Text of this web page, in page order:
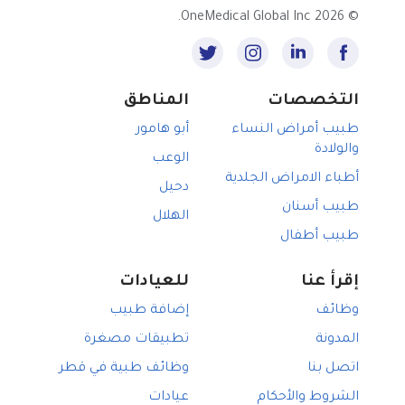
الحساسية, الدوحة
التهاب المفاصل, الدوحة
سايكو يدعم تأمين اطباء باطنية
ناس يدعم تأمين اطباء باطنية
أتنا يدعم تأمين اطباء باطنية
إم إس إيتش يدعم تأمين اطباء باطنية
الخليج التكافلي يدعم تأمين اطباء باطنية
ليبانو-سويس يدعم تأمين اطباء باطنية
مكالمات الفيديو مع أطباء القلب
مكالمات الفيديو مع اطباء باطنية
©
2026 OneMedical Global Inc.
التخصصات
طبيب أمراض النساء
والولادة
أطباء الامراض الجلدية
طبيب أسنان
طبيب أطفال
المناطق
أبو هامور
الوعب
دحيل
الهلال
إقرأ عنا
وظائف
المدونة
اتصل بنا
الشروط والأحكام
للعيادات
إضافة طبيب
تطبيقات مصغرة
وظائف طبية في قطر
عيادات